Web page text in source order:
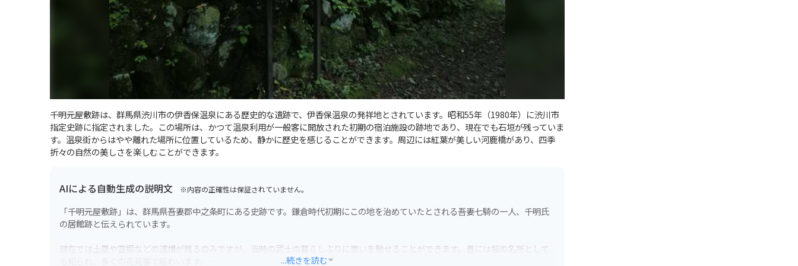
千明元屋敷跡は、群馬県渋川市の伊香保温泉にある歴史的な遺跡で、伊香保温泉の発祥地とされています。昭和55年（1980年）に渋川市
指定史跡に指定されました。この場所は、かつて温泉利用が一般客に開放された初期の宿泊施設の跡地であり、現在でも石垣が残っていま
す。温泉街からはやや離れた場所に位置しているため、静かに歴史を感じることができます。周辺には紅葉が美しい河鹿橋があり、四季
折々の自然の美しさを楽しむことができます。
AIによる自動生成の説明文 ※内容の正確性は保証されていません。
「千明元屋敷跡」は、群馬県吾妻郡中之条町にある史跡です。鎌倉時代初期にこの地を治めていたとされる吾妻七騎の一人、千明氏
の居館跡と伝えられています。
現在では土塁や空堀などの遺構が残るのみですが、当時の武士の暮らしぶりに思いを馳せることができます。春には桜の名所として
...続きを読む